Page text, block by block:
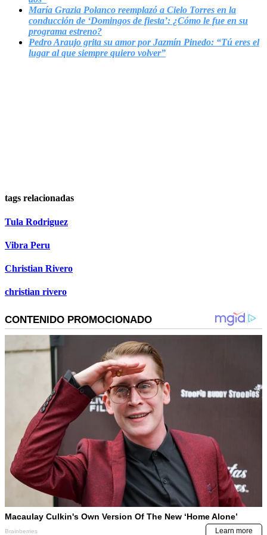
María Grazia Polanco reemplazó a Cielo Torres en la
conducción de ‘Domingos de fiesta’: ¿Cómo le fue en su
programa estreno?
Pedro Araujo grita su amor por Jazmín Pinedo: “Tú eres el
lugar al que siempre quiero volver”
tags relacionadas
Tula Rodriguez
Vibra Peru
Christian Rivero
christian rivero